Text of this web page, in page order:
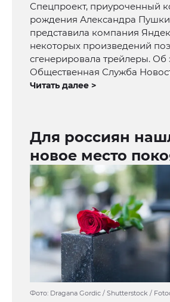
Спецпроект, приуроченный
рождения Александра
представила компания
некоторых произведений
сгенерировала трейлеры.
Общественная Служба
Читать далее >
Для россиян
новое место
Фото: Dragana Gordic / Shutterstock /